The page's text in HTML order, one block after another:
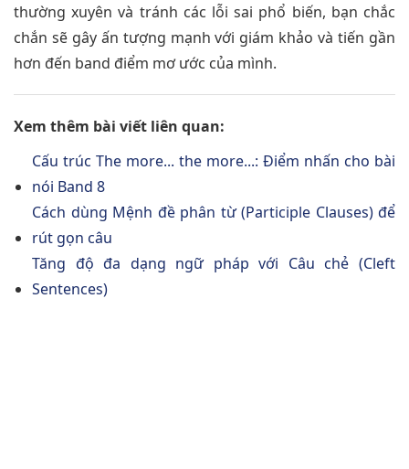
thường xuyên và tránh các lỗi sai phổ biến, bạn chắc
chắn sẽ gây ấn tượng mạnh với giám khảo và tiến gần
hơn đến band điểm mơ ước của mình.
Xem thêm bài viết liên quan:
Cấu trúc The more... the more...: Điểm nhấn cho bài
nói Band 8
Cách dùng Mệnh đề phân từ (Participle Clauses) để
rút gọn câu
Tăng độ đa dạng ngữ pháp với Câu chẻ (Cleft
Sentences)